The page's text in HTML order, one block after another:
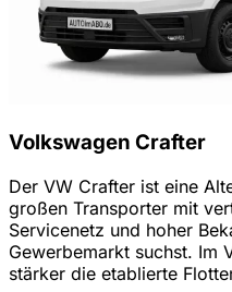
Volkswagen Crafter
Der VW Crafter ist eine
großen Transporter mit
Servicenetz und hoher
Gewerbemarkt suchst. Im
stärker die etablierte